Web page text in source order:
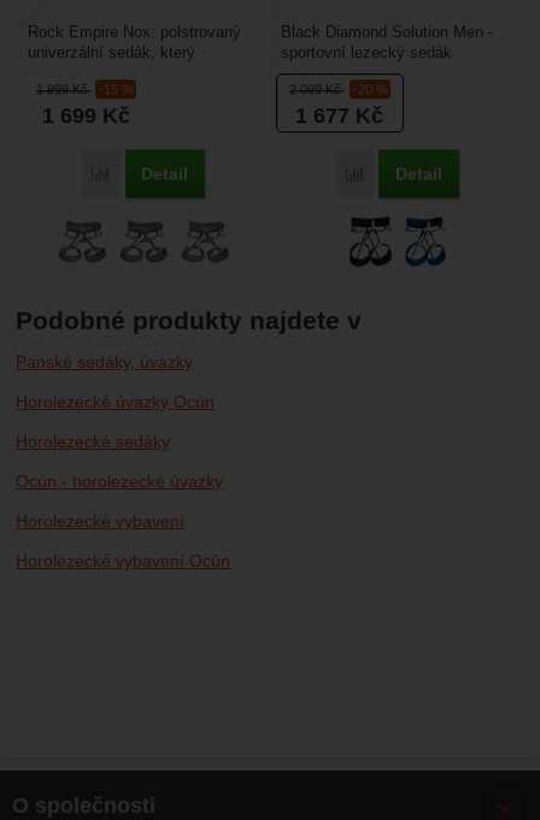
1 999Kč -15 %
1 699 Kč
Porovnat
Detail
Rock Empire Nox: polstrovaný
univerzální sedák, který
skalách, hodí se...
2 099Kč -20 %
1 677 Kč
Porovnat
Detail
Black Diamond Solution Men -
sportovní lezecký sedák
navržený speciálně pro muže.
Pohodlný sedák s technologií...
Podobné produkty najdete v
Pánské sedáky, úvazky
Horolezecké úvazky Ocún
Horolezecké sedáky
Ocún - horolezecké úvazky
Horolezecké vybavení
Horolezecké vybavení Ocún
O společnosti